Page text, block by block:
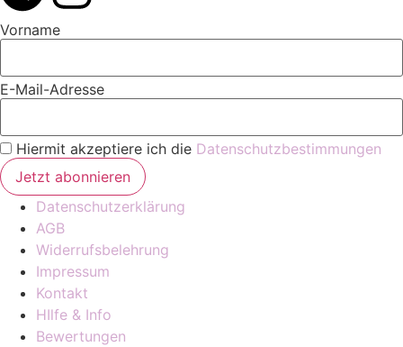
Vorname
E-Mail-Adresse
Hiermit akzeptiere ich die Datenschutzbestimmungen
Datenschutzerklärung
AGB
Widerrufsbelehrung
Impressum
Kontakt
HIlfe & Info
Bewertungen